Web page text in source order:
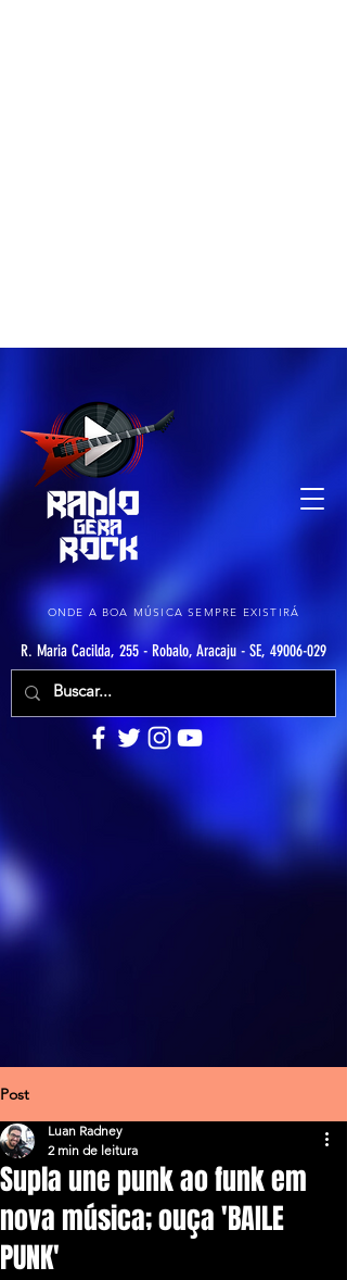
ONDE A BOA MÚSICA SEMPRE EXISTIRÁ
R. Maria Cacilda, 255 - Robalo, Aracaju - SE, 49006-029
Post
Supla une punk ao funk em
nova música; ouça 'BAILE
PUNK'
Luan Radney
2 min de leitura